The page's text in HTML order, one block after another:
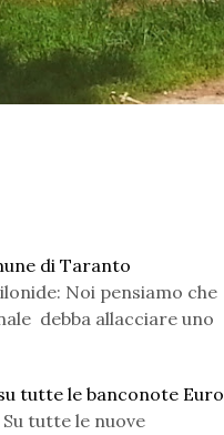
di Taranto
Noi pensiamo che
debba allacciare uno
tutte le banconote Euro
tutte le nuove